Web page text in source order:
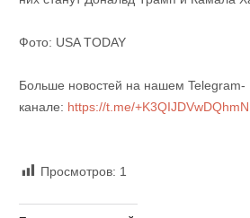
Фото: USA TODAY
Больше новостей на нашем Telegram-
канале: https://t.me/
Просмотров: 1